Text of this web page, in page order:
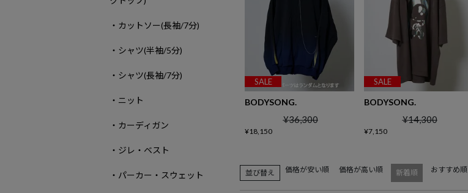
SALE
BODYSONG.
¥36,300
¥18,150
SALE
BODYSONG.
¥14,300
¥7,150
並び替え 価格が安い順 価格が高い順 新着順 おすすめ順
・カットソー(長袖/7分)
・シャツ(半袖/5分)
・シャツ(長袖/7分)
・ニット
・カーディガン
・ジレ・ベスト
・パーカー・スウェット